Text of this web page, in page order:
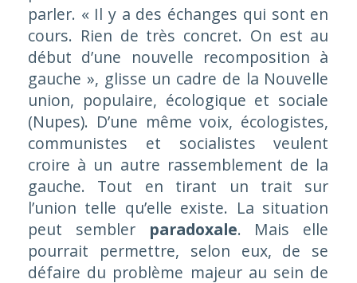
parler. « Il y a des échanges qui sont en
cours. Rien de très concret. On est au
début d’une nouvelle recomposition à
gauche », glisse un cadre de la Nouvelle
union, populaire, écologique et sociale
(Nupes). D’une même voix, écologistes,
communistes et socialistes veulent
croire à un autre rassemblement de la
gauche. Tout en tirant un trait sur
l’union telle qu’elle existe. La situation
peut sembler paradoxale. Mais elle
pourrait permettre, selon eux, de se
défaire du problème majeur au sein de